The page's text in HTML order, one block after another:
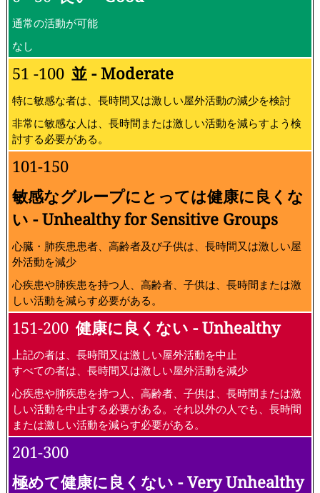
通常の活動が可能
なし
51 -100 並 - Moderate
特に敏感な者は、長時間又は激しい屋外活動の減少を検討
非常に敏感な人は、長時間または激しい活動を減らすよう検
討する必要がある。
101-150
敏感なグループにとっては健康に良くな
い - Unhealthy for Sensitive Groups
心臓・肺疾患患者、高齢者及び子供は、長時間又は激しい屋
外活動を減少
心疾患や肺疾患を持つ人、高齢者、子供は、長時間または激
しい活動を減らす必要がある。
151-200 健康に良くない - Unhealthy
上記の者は、長時間又は激しい屋外活動を中止
すべての者は、長時間又は激しい屋外活動を減少
心疾患や肺疾患を持つ人、高齢者、子供は、長時間または激
しい活動を中止する必要がある。それ以外の人でも、長時間
または激しい活動を減らす必要がある。
201-300
極めて健康に良くない - Very Unhealthy